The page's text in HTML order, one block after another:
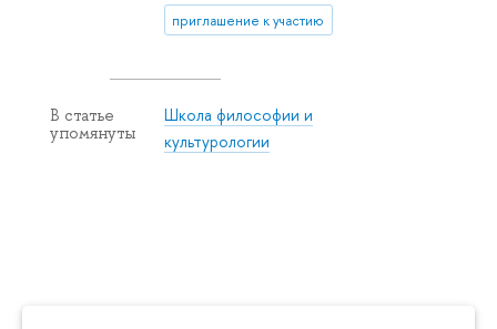
приглашение к участию
В статье
упомянуты
Школа философии и
культурологии